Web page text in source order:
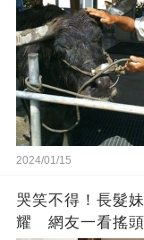
2024/01/15
哭笑不得！長髮
耀 網友一看搖頭